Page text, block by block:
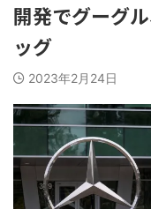
開発でグーグ
ッグ
2023年2月24日